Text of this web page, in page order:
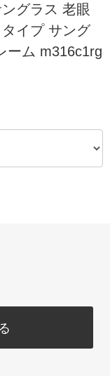
グラス 老眼
イプ サング
ーム m316c1rg